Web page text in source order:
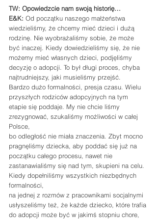
TW: Opowiedzcie nam swoją historię…
E&K: Od początku naszego małżeństwa
wiedzieliśmy, że chcemy mieć dzieci i dużą
rodzinę. Nie wyobrażaliśmy sobie, że może
być inaczej. Kiedy dowiedzieliśmy się, że nie
możemy mieć własnych dzieci, podjęliśmy
decyzję o adopcji. To był długi proces, chyba
najtrudniejszy, jaki musieliśmy przejść.
Bardzo dużo formalności, presja czasu. Wielu
przyszłych rodziców adopcyjnych na tym
etapie się poddaje. My nie chcie liśmy
zrezygnować, szukaliśmy możliwości w całej
Polsce,
bo odległość nie miała znaczenia. Zbyt mocno
pragnęliśmy dziecka, aby poddać się już na
początku całego procesu, nawet nie
zastanawialiśmy się nad tym, skupieni na celu.
Kiedy dopełniliśmy wszystkich niezbędnych
formalności,
na jednej z rozmów z pracownikami socjalnymi
usłyszeliśmy też, że każde dziecko, które trafia
do adopcji może być w jakimś stopniu chore,